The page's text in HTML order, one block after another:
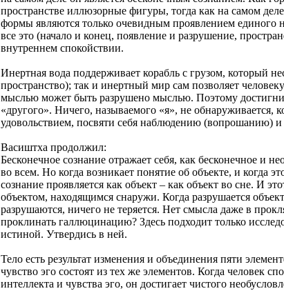
пространстве иллюзорные фигуры, тогда как на самом
формы являются только очевидным проявлением единого
все это (начало и конец, появление и разрушение,
внутреннем спокойствии.
Инертная вода поддерживает корабль с грузом, который
пространство); так и инертный мир сам позволяет
мыслью может быть разрушено мыслью. Поэтому достигни
«другого». Ничего, называемого «я», не обнаруживается,
удовольствием, посвяти себя наблюдению (вопрошанию)
Васиштха продолжил:
Бесконечное сознание отражает себя, как бесконечное и
во всем. Но когда возникает понятие об объекте, и когда
сознание проявляется как объект – как объект во сне. И
объектом, находящимся снаружи. Когда разрушается
разрушаются, ничего не теряется. Нет смысла даже в
проклинать галлюцинацию? Здесь подходит только
истиной. Утвердись в ней.
Тело есть результат изменения и объединения пяти
чувство эго состоят из тех же элементов. Когда человек
интеллекта и чувства эго, он достигает чистого